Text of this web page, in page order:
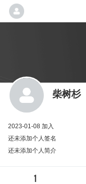
柴树杉
2023-01-08 加入
还未添加个人签名
还未添加个人简介
1